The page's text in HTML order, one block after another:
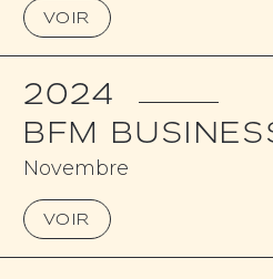
VOIR
2024
BFM
Novembre
VOIR